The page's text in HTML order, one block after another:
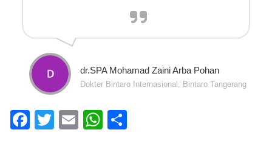
e
b
o
o
k
er
at
s
p
e
dr.SPA Mohamad Zaini Arba Pohan
Dokter Bintaro Internasional, Bintaro Tangerang
F T E W